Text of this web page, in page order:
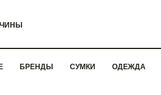
БРЕНДЫ СУМКИ ОДЕЖДА